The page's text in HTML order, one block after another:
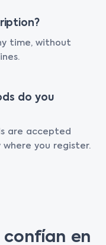
time, without
do you
are accepted
you register.
confían en